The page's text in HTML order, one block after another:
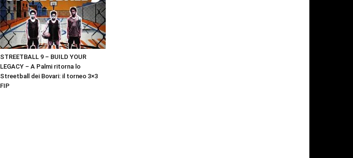
STREETBALL 9 – BUILD YOUR
LEGACY – A Palmi ritorna lo
Streetball dei Bovari: il torneo 3×3
FIP